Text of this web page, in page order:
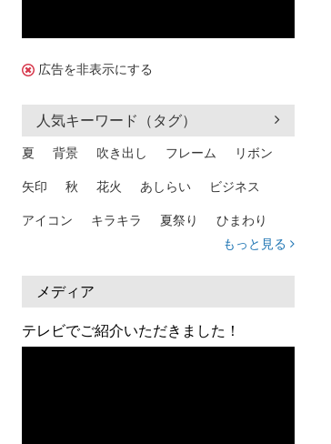
広告を非表示にする
人気キーワード（タグ）
夏 背景 吹き出し フレーム リボン
矢印 秋 花火 あしらい ビジネス
アイコン キラキラ 夏祭り ひまわり
熱中症
人物 暑中見舞い
日本地図 海
もっと見る
メディア
テレビでご紹介いただきました！